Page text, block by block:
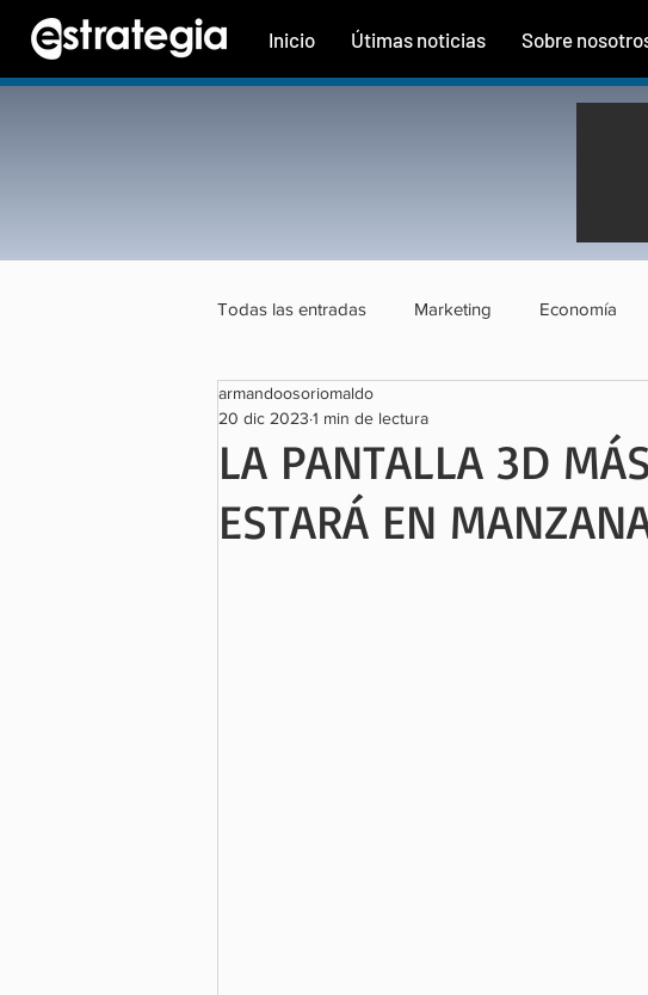
Inicio Útimas noticias Sobre
Todas las entradas Marketing Economía
Tecnología
LA PANTALLA 3D
ESTARÁ EN
armandoosoriomaldo
20 dic 2023 1 min de lectura